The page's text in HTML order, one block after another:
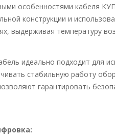
особенностями кабеля
конструкции и
выдерживая температуру
идеально подходит для
стабильную работу
гарантировать